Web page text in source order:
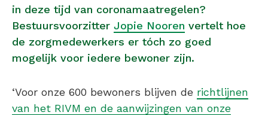
in deze tijd van coronamaatregelen?
Bestuursvoorzitter Jopie Nooren vertelt hoe
de zorgmedewerkers er tóch zo goed
mogelijk voor iedere bewoner zijn.
‘Voor onze 600 bewoners blijven de richtlijnen
van het RIVM en de aanwijzingen van onze